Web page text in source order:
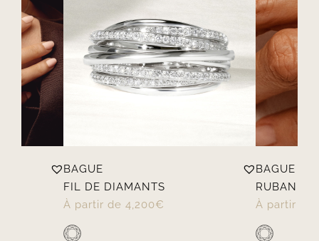
BAGUE
FIL DE DIAMANTS
À partir de 4,200€
BAGUE
RUBAN
À partir de